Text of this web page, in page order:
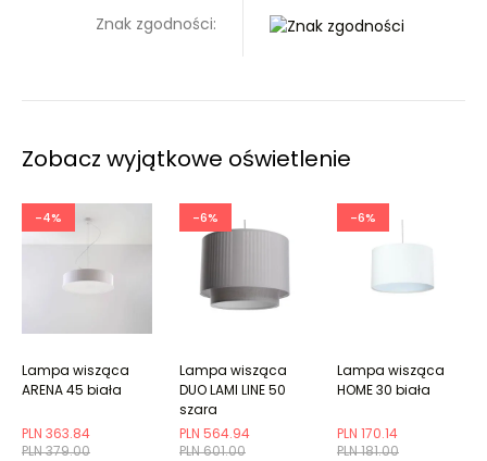
Znak zgodności:
Zobacz wyjątkowe oświetlenie
-4%
PLN 379.00
PLN 363.84
Lampa wisząca
ARENA 45 biała
-6%
PLN 601.00
PLN 564.94
Lampa wisząca
DUO LAMI LINE 50
szara
-6%
PLN 181.00
PLN 170.14
Lampa wisząca
HOME 30 biała